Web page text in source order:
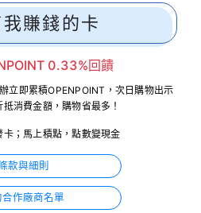
賺錢的卡
0.33%回饋
立即累積OPENPOINT，次日購物出示
消費金額，購物省最多！
卡；馬上積點，點數變現金
款與細則
合作廠商名單